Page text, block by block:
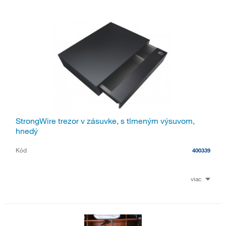
StrongWire trezor v zásuvke, s tlmeným výsuvom,
hnedý
Kód 400339
viac